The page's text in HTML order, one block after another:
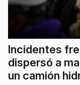
Incidentes
dispersó a
un camión